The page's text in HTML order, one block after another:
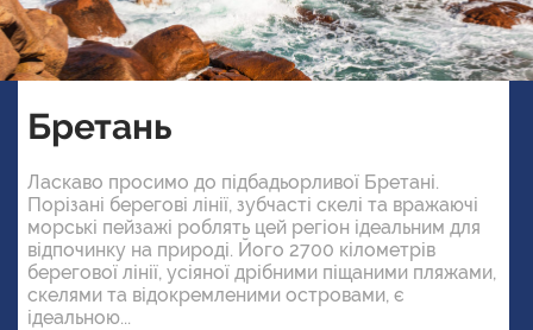
Бретань
Ласкаво просимо до підбадьорливої Бретані.
Порізані берегові лінії, зубчасті скелі та вражаючі
морські пейзажі роблять цей регіон ідеальним для
відпочинку на природі. Його 2700 кілометрів
берегової лінії, усіяної дрібними піщаними пляжами,
скелями та відокремленими островами, є
ідеальною...